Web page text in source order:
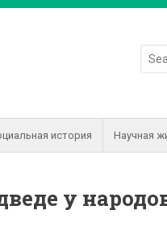
история Научная
у